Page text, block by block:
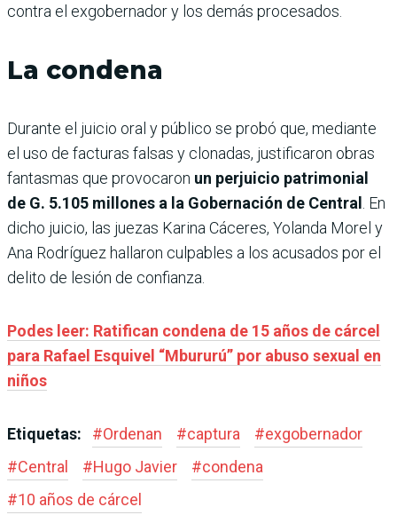
contra el exgobernador y los demás procesados.
La condena
Durante el juicio oral y público se probó que, mediante
el uso de facturas falsas y clonadas, justificaron obras
fantasmas que provocaron un perjuicio patrimonial
de G. 5.105 millones a la Gobernación de Central
. En
dicho juicio, las juezas Karina Cáceres, Yolanda Morel y
Ana Rodríguez hallaron culpables a los acusados por el
delito de lesión de confianza.
Podes leer: Ratifican condena de 15 años de cárcel
para Rafael Esquivel “Mbururú” por abuso sexual en
niños
Etiquetas: #Ordenan #captura #exgobernador
#Central #Hugo Javier #condena
#10 años de cárcel